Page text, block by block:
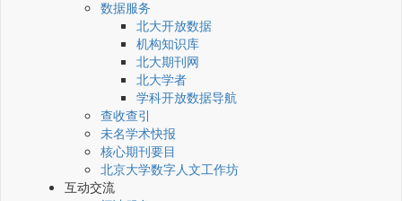
数据服务
北大开放数据
机构知识库
北大期刊网
北大学者
学科开放数据导航
查收查引
未名学术快报
核心期刊要目
北京大学数字人文工作坊
互动交流